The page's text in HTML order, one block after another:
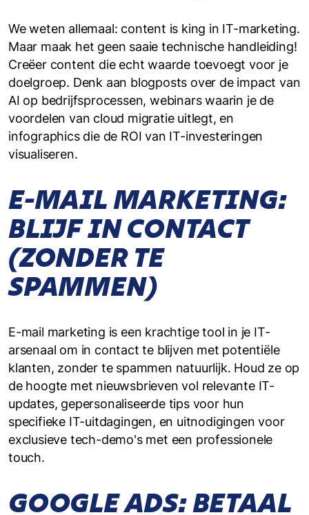
We weten allemaal: content is king in IT-marketing.
Maar maak het geen saaie technische handleiding!
Creëer content die echt waarde toevoegt voor je
doelgroep. Denk aan blogposts over de impact van
AI op bedrijfsprocessen, webinars waarin je de
voordelen van cloud migratie uitlegt, en
infographics die de ROI van IT-investeringen
visualiseren.
E-MAIL MARKETING:
BLIJF IN CONTACT
(ZONDER TE
SPAMMEN)
E-mail marketing is een krachtige tool in je IT-
arsenaal om in contact te blijven met potentiële
klanten, zonder te spammen natuurlijk. Houd ze op
de hoogte met nieuwsbrieven vol relevante IT-
updates, gepersonaliseerde tips voor hun
specifieke IT-uitdagingen, en uitnodigingen voor
exclusieve tech-demo's met een professionele
touch.
GOOGLE ADS: BETAAL